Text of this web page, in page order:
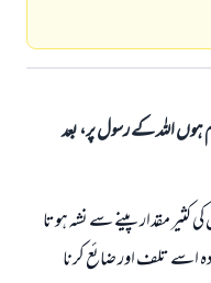
ہوں اللہ کے رسول پر، بعد
مقدار پينے سے نشہ ہوتا
اسے تلف اور ضائع كرنا